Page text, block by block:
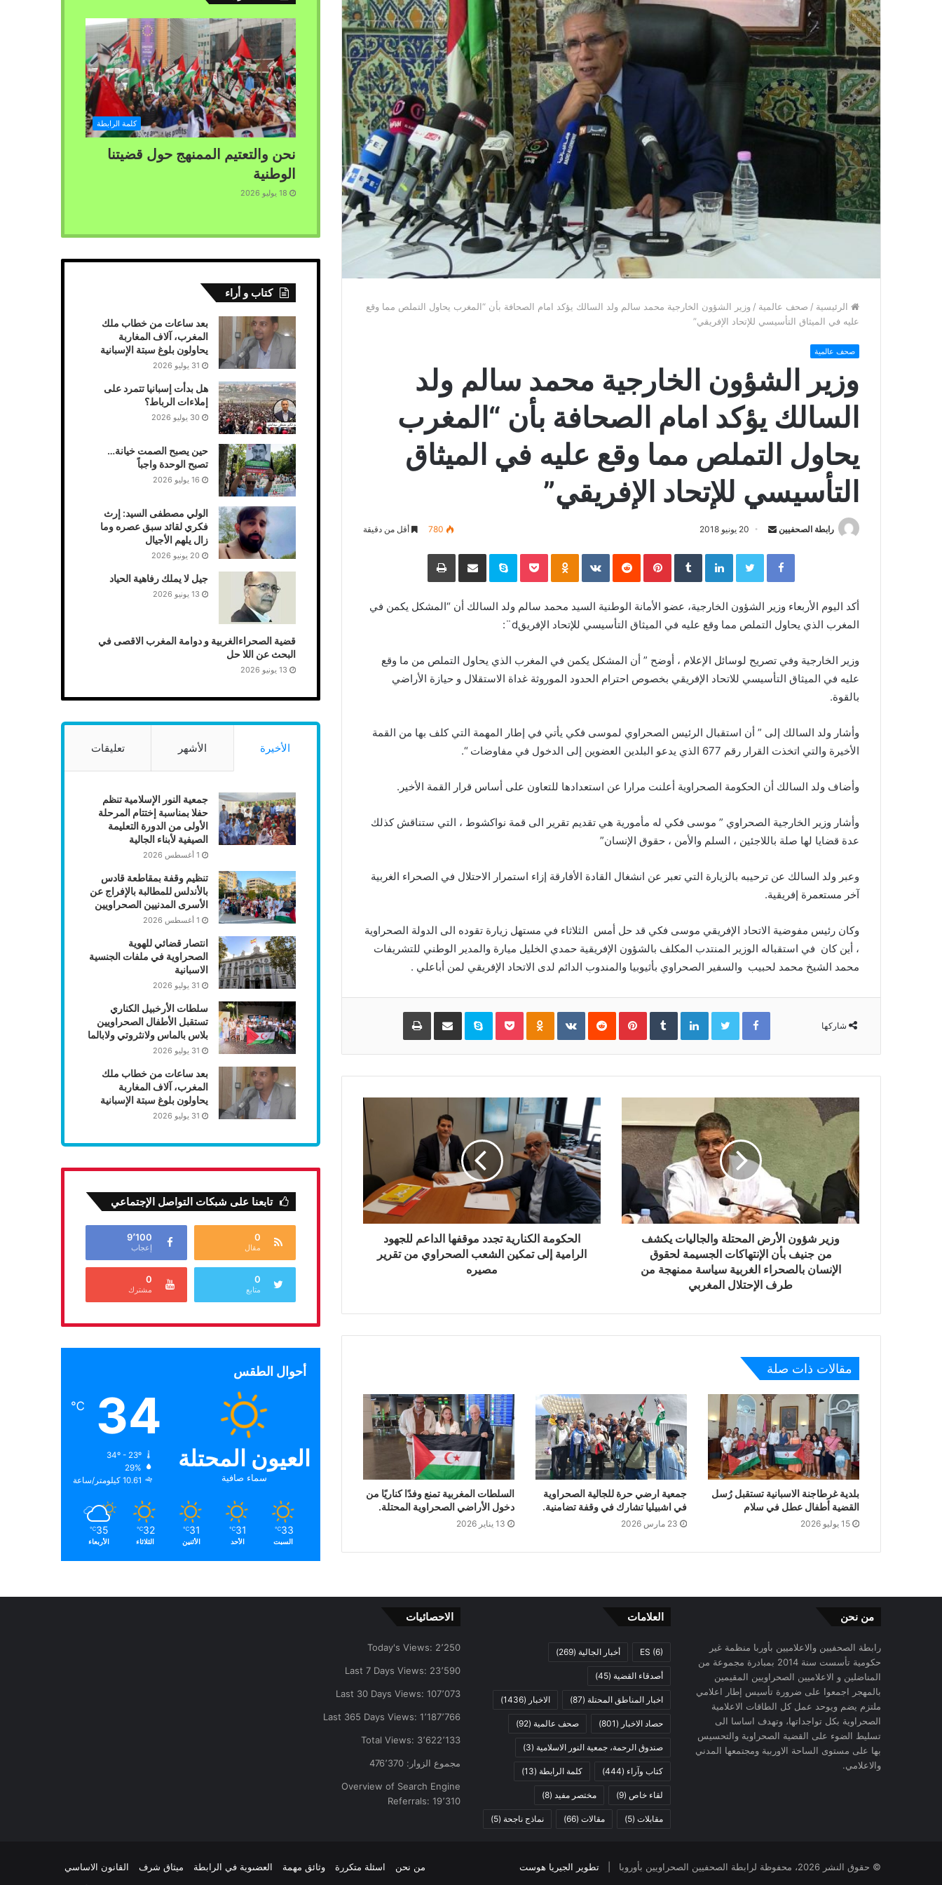
الرئيسية / صحف عالمية / وزير الشؤون الخارجية محمد سالم ولد السالك يؤكد امام الصحافة بأن “المغرب يحاول التملص مما وقع
عليه في الميثاق التأسيسي للإتحاد الإفريقي”
صحف عالمية
وزير الشؤون الخارجية محمد سالم ولد
السالك يؤكد امام الصحافة بأن “المغرب
يحاول التملص مما وقع عليه في الميثاق
التأسيسي للإتحاد الإفريقي”
رابطة الصحفيين
d
n
e
a
i
20 يونيو 2018 780 أقل من دقيقة
Facebook
Twitter
LinkedIn
‏Tumblr
Pinterest
‏Reddit
‏VKontakte
Pocket
Skype مشاركة عبر البريد
أكد اليوم الأربعاء وزير الشؤون الخارجية، عضو الأمانة الوطنية السيد محمد سالم ولد السالك أن “المشكل يكمن في
المغرب الذي يحاول التملص مما وقع عليه في الميثاق التأسيسي للإتحاد الإفريقd¨:
وزير الخارجية وفي تصريح لوسائل الإعلام ، أوضح ” أن المشكل يكمن في المغرب الذي يحاول التملص من ما وقع
عليه في الميثاق التأسيسي للاتحاد الإفريقي بخصوص احترام الحدود الموروثة غداة الاستقلال و حيازة الأراضي
بالقوة.
وأشار ولد السالك إلى ” أن استقبال الرئيس الصحراوي لموسى فكي يأتي في إطار المهمة التي كلف بها من القمة
الأخيرة والتي اتخذت القرار رقم 677 الذي يدعو البلدين العضوين إلى الدخول في مفاوضات “.
وأضاف ولد السالك أن الحكومة الصحراوية أعلنت مرارا عن استعدادها للتعاون على أساس قرار القمة الأخير.
وأشار وزير الخارجية الصحراوي ” موسى فكي له مأمورية هي تقديم تقرير الى قمة نواكشوط ، التي ستناقش كذلك
عدة قضايا لها صلة باللاجئين ، السلم والأمن ، حقوق الإنسان”
وعبر ولد السالك عن ترحيبه بالزيارة التي تعبر عن انشغال القادة الأفارقة إزاء استمرار الاحتلال في الصحراء الغربية
آخر مستعمرة إفريقية.
وكان رئيس مفوضية الاتحاد الإفريقي موسى فكي قد حل أمس الثلاثاء في مستهل زيارة تقوده الى الدولة الصحراوية
، أين كان في استقباله الوزير المنتدب المكلف بالشؤون الإفريقية حمدي الخليل ميارة والمدير الوطني للتشريفات
محمد الشيخ محمد لحبيب والسفير الصحراوي بأثيوبيا والمندوب الدائم لدى الاتحاد الإفريقي لمن أباعلي .
شاركها
Facebook
Twitter
LinkedIn
‏Tumblr
Pinterest
‏Reddit
‏VKontakte
Pocket
Skype مشاركة عبر البريد
وزير شؤون الأرض المحتلة والجاليات يكشف
من جنيف بأن الإنتهاكات الجسيمة لحقوق
الإنسان بالصحراء الغربية سياسة ممنهجة من
طرف الإحتلال المغربي
الحكومة الكنارية تجدد موقفها الداعم للجهود
الرامية إلى تمكين الشعب الصحراوي من تقرير
مصيره
مقالات ذات صلة
بلدية غرطاجنة الاسبانية تستقبل رُسل
القضية أطفال عطل في سلام
15 يوليو 2026
جمعية ارضي حرة للجالية الصحراوية
في اشبيليا تشارك في وقفة تضامنية.
23 مارس 2026
السلطات المغربية تمنع وفدًا كناريًا من
دخول الأراضي الصحراوية المحتلة.
13 يناير 2026
كلمة الرابطة
نحن والتعتيم الممنهج حول قضيتنا
الوطنية
18 يوليو 2026
كتاب و أراء
بعد ساعات من خطاب ملك
المغرب، آلاف المغاربة
يحاولون بلوغ سبتة الإسبانية
31 يوليو 2026
هل بدأت إسبانيا تتمرد على
إملاءات الرباط؟
30 يوليو 2026
حين يصبح الصمت خيانة…
تصبح الوحدة واجباً
16 يوليو 2026
الولي مصطفى السيد: إرث
فكري لقائد سبق عصره وما
زال يلهم الأجيال
20 يونيو 2026
جيل لا يملك رفاهية الحياد
13 يونيو 2026
قضية الصحراءالغربية و دوامة المغرب الاقصى في
البحث عن اللا حل
13 يونيو 2026
الأخيرة الأشهر تعليقات
جمعية النور الإسلامية تنظم
حفلا بمناسبة إختتام المرحلة
الأولى من الدورة التعليمة
الصيفية لأبناء الجالية
1 أغسطس 2026
تنظيم وقفة بمقاطعة قادس
بالأندلس للمطالبة بالإفراج عن
الأسرى المدنيين الصحراويين
1 أغسطس 2026
انتصار قضائي للهوية
الصحراوية في ملفات الجنسية
الاسبانية
31 يوليو 2026
سلطات الأرخبيل الكناري
تستقبل الأطفال الصحراويين
بلاس بالماس ولانثروتي ولابالما
31 يوليو 2026
بعد ساعات من خطاب ملك
المغرب، آلاف المغاربة
يحاولون بلوغ سبتة الإسبانية
31 يوليو 2026
تابعنا على شبكات التواصل الإجتماعي
0
مقال
9٬100
إعجاب
0
متابع
0
مشترك
أحوال الطقس
العيون المحتلة
سماء صافية
34
℃
34º - 23º
29%
10.61 كيلومتر/ساعة
33
℃
السبت
31
℃
الأحد
31
℃
الأثنين
32
℃
الثلاثاء
35
℃
الأربعاء
من نحن
رابطة الصحفيين والاعلاميين بأوربا منظمة غير
حكومية تأسست سنة 2014 بمبادرة مجموعة من
المناضلين و الاعلاميين الصحراويين المقيمين
بالمهجر اجمعوا على ضرورة تأسيس إطار اعلامي
ملتزم يضم ويوحد عمل كل الطاقات الاعلامية
الصحراوية بكل تواجداتها، وتهدف اساسا الى
تسليط الضوء على القضية الصحراوية والتحسيس
بها على مستوى الساحة الاوربية ومجتمعها المدني
والاعلامي.
العلامات
ES (6) أخبار الجالية (269)
أصدقاء القضية (45)
اخبار المناطق المحتلة (87) الاخبار (1436)
حصاد الاخبار (801) صحف عالمية (92)
صندوق الرحمة، جمعية النور الاسلامية (3)
كتاب وآراء (444) كلمة الرابطة (13)
لقاء خاص (9) مختصر مفيد (8)
مقابلات (5) مقالات (66) نماذج ناجحة (5)
الاحصائيات
Today's Views: 2٬250
Last 7 Days Views: 23٬590
Last 30 Days Views: 107٬073
Last 365 Days Views: 1٬187٬766
Total Views: 3٬622٬133
مجموع الزوار: 476٬370
Overview of Search Engine
Referrals: 19٬310
© حقوق النشر 2026، محفوظة لرابطة الصحفيين الصحراويين بأوروبا | تطوير الجيريا هوست من نحن اسئلة متكررة وثائق مهمة العضىوية في الرابطة ميثاق شرف
القانون الاساسي